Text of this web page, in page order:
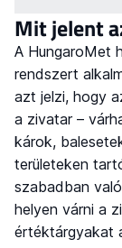
Mit jelent
A HungaroMet
rendszert
azt jelzi, hogy
a zivatar –
károk,
területeken
szabadban
helyen várni a
értéktárgyakat